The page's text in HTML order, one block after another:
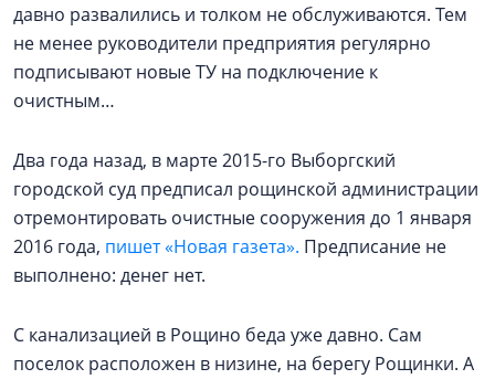
давно развалились и толком не обслуживаются. Тем
не менее руководители предприятия регулярно
подписывают новые ТУ на подключение к
очистным…
Два года назад, в марте 2015-го Выборгский
городской суд предписал рощинской администрации
отремонтировать очистные сооружения до 1 января
2016 года, пишет «Новая газета». Предписание не
выполнено: денег нет.
С канализацией в Рощино беда уже давно. Сам
поселок расположен в низине, на берегу Рощинки. А